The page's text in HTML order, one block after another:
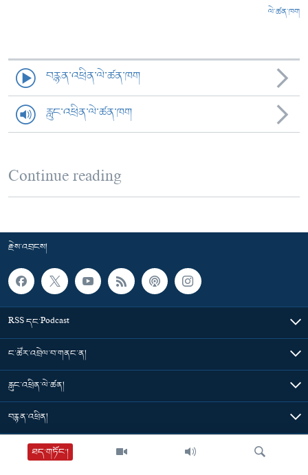
ཐད་གཏོང་།
ལེ་ཚན་ཁག
བརྙན་འཕྲིན་ལེ་ཚན་ཁག
རླུང་འཕྲིན་ལེ་ཚན་ཁག
Continue reading
རྗེས་འབྲངས།
RSS དང་Podcast
ང་ཚོར་འབྲེལ་བ་གནང་ན།
རླུང་འཕྲིན་ལེ་ཚན།
བརྙན་འཕྲིན།
གསར་འགྱུར་ཁག